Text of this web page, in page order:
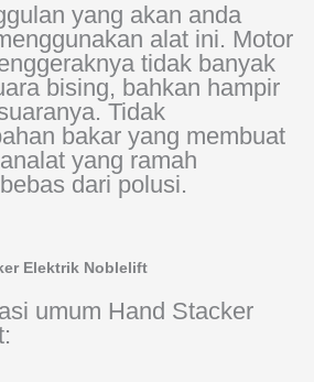
yang akan anda
alat ini. Motor
tidak banyak
bising, bahkan hampir
Tidak
bakar yang membuat
yang ramah
dari polusi.
Elektrik Noblelift
umum Hand Stacker